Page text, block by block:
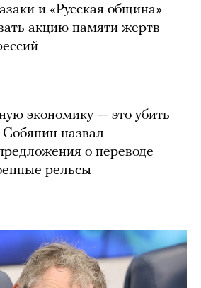
и «Русская община»
акцию памяти жертв
экономику — это убить
назвал
о переводе
рельсы